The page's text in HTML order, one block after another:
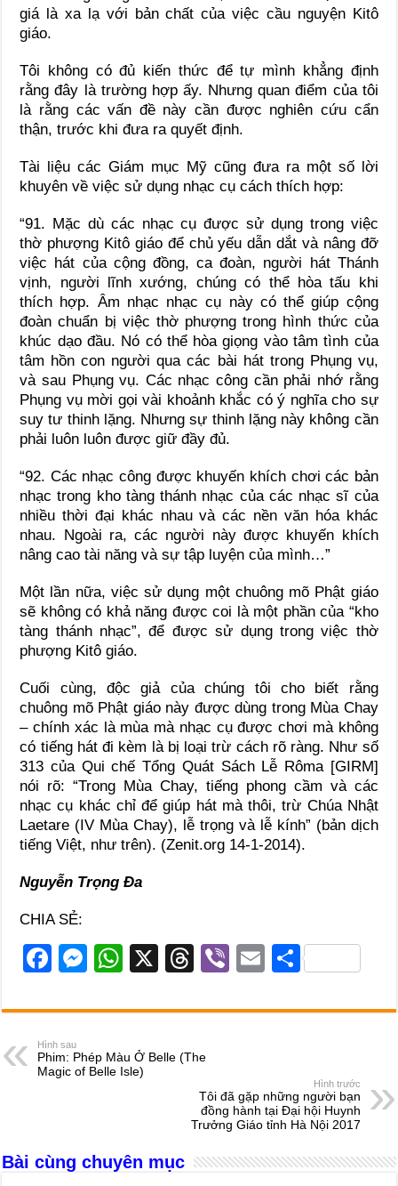
giá là xa lạ với bản chất của việc cầu nguyện Kitô
giáo.
Tôi không có đủ kiến thức để tự mình khẳng định
rằng đây là trường hợp ấy. Nhưng quan điểm của tôi
là rằng các vấn đề này cần được nghiên cứu cẩn
thận, trước khi đưa ra quyết định.
Tài liệu các Giám mục Mỹ cũng đưa ra một số lời
khuyên về việc sử dụng nhạc cụ cách thích hợp:
“91. Mặc dù các nhạc cụ được sử dụng trong việc
thờ phượng Kitô giáo để chủ yếu dẫn dắt và nâng đỡ
việc hát của cộng đồng, ca đoàn, người hát Thánh
vịnh, người lĩnh xướng, chúng có thể hòa tấu khi
thích hợp. Âm nhạc nhạc cụ này có thể giúp cộng
đoàn chuẩn bị việc thờ phượng trong hình thức của
khúc dạo đầu. Nó có thể hòa giọng vào tâm tình của
tâm hồn con người qua các bài hát trong Phụng vụ,
và sau Phụng vụ. Các nhạc công cần phải nhớ rằng
Phụng vụ mời gọi vài khoảnh khắc có ý nghĩa cho sự
suy tư thinh lặng. Nhưng sự thinh lặng này không cần
phải luôn luôn được giữ đầy đủ.
“92. Các nhạc công được khuyến khích chơi các bản
nhạc trong kho tàng thánh nhạc của các nhạc sĩ của
nhiều thời đại khác nhau và các nền văn hóa khác
nhau. Ngoài ra, các người này được khuyến khích
nâng cao tài năng và sự tập luyện của mình…”
Một lần nữa, việc sử dụng một chuông mõ Phật giáo
sẽ không có khả năng được coi là một phần của “kho
tàng thánh nhạc”, để được sử dụng trong việc thờ
phượng Kitô giáo.
Cuối cùng, độc giả của chúng tôi cho biết rằng
chuông mõ Phật giáo này được dùng trong Mùa Chay
– chính xác là mùa mà nhạc cụ được chơi mà không
có tiếng hát đi kèm là bị loại trừ cách rõ ràng. Như số
313 của Qui chế Tổng Quát Sách Lễ Rôma [GIRM]
nói rõ: “Trong Mùa Chay, tiếng phong cầm và các
nhạc cụ khác chỉ để giúp hát mà thôi, trừ Chúa Nhật
Laetare (IV Mùa Chay), lễ trọng và lễ kính” (bản dịch
tiếng Việt, như trên). (Zenit.org 14-1-2014).
Nguyễn Trọng Đa
CHIA SẺ:
F
c
e
b
k
M
ss
n
W
at
A
X
T
e
d
s
Vi
er
E
ail
S
ar
Hình sau
Phim: Phép Màu Ở Belle (The
Magic of Belle Isle)
Hình trước
Tôi đã gặp những người bạn
đồng hành tại Đại hội Huynh
Trưởng Giáo tỉnh Hà Nội 2017
Bài cùng chuyên mục